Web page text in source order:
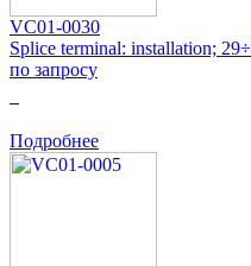
VC01-0030
Splice terminal: installation;
по запросу
Подробнее